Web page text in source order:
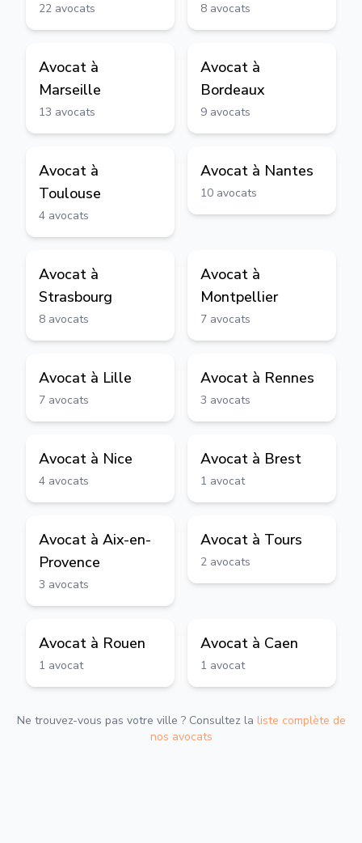
22 avocats 8 avocats
Avocat à
Marseille
13 avocats
Avocat à
Bordeaux
9 avocats
Avocat à
Toulouse
4 avocats
Avocat à Nantes
10 avocats
Avocat à
Strasbourg
8 avocats
Avocat à
Montpellier
7 avocats
Avocat à Lille
7 avocats
Avocat à Rennes
3 avocats
Avocat à Nice
4 avocats
Avocat à Brest
1 avocat
Avocat à Aix-en-
Provence
3 avocats
Avocat à Tours
2 avocats
Avocat à Rouen
1 avocat
Avocat à Caen
1 avocat
Ne trouvez-vous pas votre ville ? Consultez la liste complète de
nos avocats